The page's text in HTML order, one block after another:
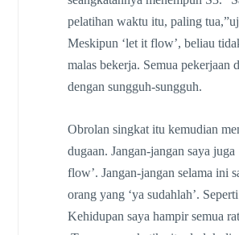
pelatihan waktu itu, paling
Meskipun ‘let it flow’, beliau
malas bekerja. Semua pekerjaan
dengan sungguh-sungguh.
Obrolan singkat itu kemudian
dugaan. Jangan-jangan saya juga
flow’. Jangan-jangan selama ini
orang yang ‘ya sudahlah’.
Kehidupan saya hampir semua